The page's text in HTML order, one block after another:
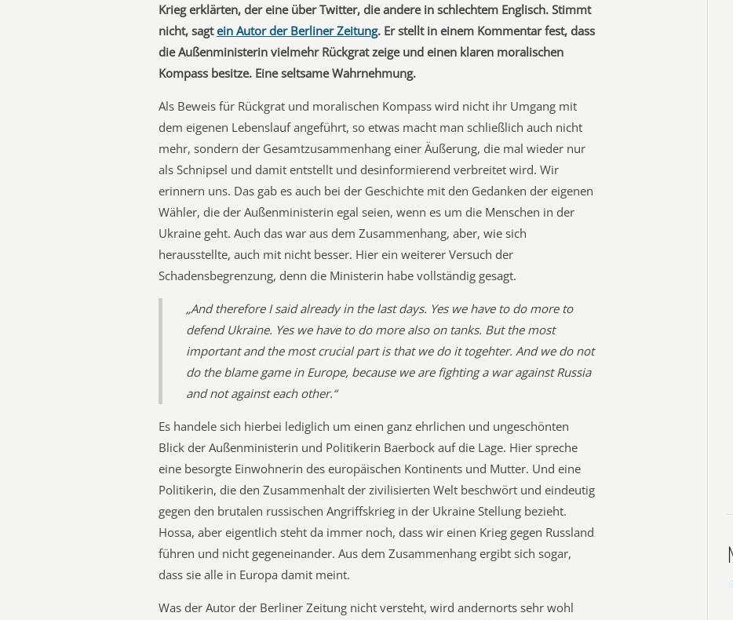
Krieg erklärten, der eine über Twitter, die andere in schlechtem Englisch. Stimmt
nicht, sagtein Autor der Berliner Zeitung. Er stellt in einem Kommentar fest, dass
die Außenministerin vielmehr Rückgrat zeige und einen klaren moralischen
Kompass besitze. Eine seltsame Wahrnehmung.
Als Beweis für Rückgrat und moralischen Kompass wird nicht ihr Umgang mit
dem eigenen Lebenslauf angeführt, so etwas macht man schließlich auch nicht
mehr, sondern der Gesamtzusammenhang einer Äußerung, die mal wieder nur
als Schnipsel und damit entstellt und desinformierend verbreitet wird. Wir
erinnern uns. Das gab es auch bei der Geschichte mit den Gedanken der eigenen
Wähler, die der Außenministerin egal seien, wenn es um die Menschen in der
Ukraine geht. Auch das war aus dem Zusammenhang, aber, wie sich
herausstellte, auch mit nicht besser. Hier ein weiterer Versuch der
Schadensbegrenzung, denn die Ministerin habe vollständig gesagt.
„And therefore I said already in the last days. Yes we have to do more to
defend Ukraine. Yes we have to do more also on tanks. But the most
important and the most crucial part is that we do it togehter. And we do not
do the blame game in Europe, because we are fighting a war against Russia
and not against each other.“
Es handele sich hierbei lediglich um einen ganz ehrlichen und ungeschönten
Blick der Außenministerin und Politikerin Baerbock auf die Lage. Hier spreche
eine besorgte Einwohnerin des europäischen Kontinents und Mutter. Und eine
Politikerin, die den Zusammenhalt der zivilisierten Welt beschwört und eindeutig
gegen den brutalen russischen Angriffskrieg in der Ukraine Stellung bezieht.
Hossa, aber eigentlich steht da immer noch, dass wir einen Krieg gegen Russland
führen und nicht gegeneinander. Aus dem Zusammenhang ergibt sich sogar,
dass sie alle in Europa damit meint.
Was der Autor der Berliner Zeitung nicht versteht, wird andernorts sehr wohl